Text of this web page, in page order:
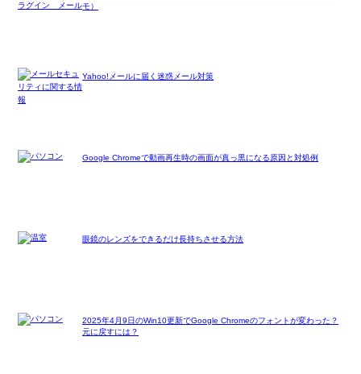
モ）
Yahoo!メールに届く迷惑メール対策
Google Chromeで動画再生時の画面が真っ黒になる原因と対処例
眼鏡のレンズをできるだけ長持ちさせる方法
2025年4月9日のWin10更新でGoogle Chromeのフォントが変わった？
元に戻すには？